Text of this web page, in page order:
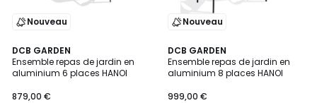
Nouveau
DCB GARDEN
Ensemble repas de jardin en
aluminium 6 places HANOI
879,00 €
Nouveau
DCB GARDEN
Ensemble repas de jardin en
aluminium 8 places HANOI
999,00 €